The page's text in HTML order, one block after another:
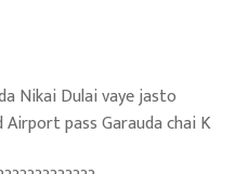
Nikai Dulai vaye jasto
Airport pass Garauda chai K